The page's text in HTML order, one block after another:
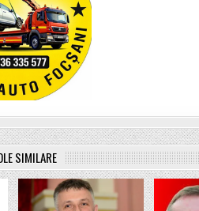
SIMILARE